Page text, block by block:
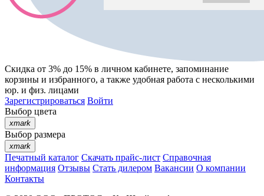
Скидка от 3% до 15% в личном кабинете, запоминание
корзины и избранного, а также удобная работа с несколькими
юр. и физ. лицами
Зарегистрироваться Войти
Выбор цвета
xmark
Выбор размера
xmark
Печатный каталог Скачать прайс-лист Справочная
информация Отзывы Стать дилером Вакансии О компании
Контакты